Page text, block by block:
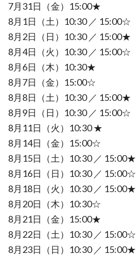
7月31日（金）15:00★
8月1日（土）10:30 ／ 15:00☆
8月2日（日）10:30 ／ 15:00★
8月4日（火）10:30 ／ 15:00☆
8月6日（木）10:30★
8月7日（金）15:00☆
8月8日（土）10:30 ／ 15:00★
8月9日（日）10:30 ／ 15:00☆
8月11日（火）10:30 ★
8月14日（金）15:00☆
8月15日（土）10:30 ／ 15:00★
8月16日（日）10:30 ／ 15:00☆
8月18日（火）10:30 ／ 15:00★
8月20日（木）10:30☆
8月21日（金）15:00★
8月22日（土）10:30 ／ 15:00☆
8月23日（日）10:30 ／ 15:00★